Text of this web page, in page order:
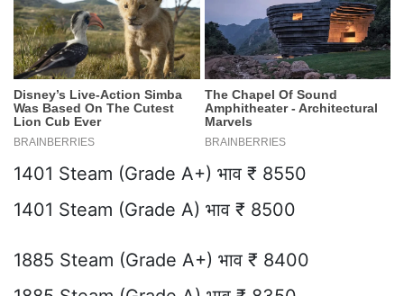
1401 Steam (Grade A+) भाव ₹ 8550
1401 Steam (Grade A) भाव ₹ 8500
1885 Steam (Grade A+) भाव ₹ 8400